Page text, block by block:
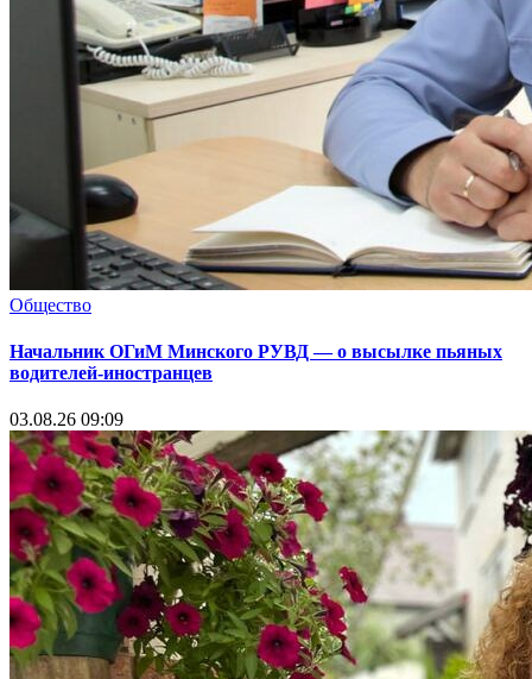
Общество
Начальник ОГиМ Минского РУВД — о высылке пьяных
водителей-иностранцев
03.08.26 09:09